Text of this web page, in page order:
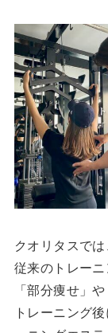
クオリタスでは
従来のトレーニ
「部分痩せ」
トレーニング